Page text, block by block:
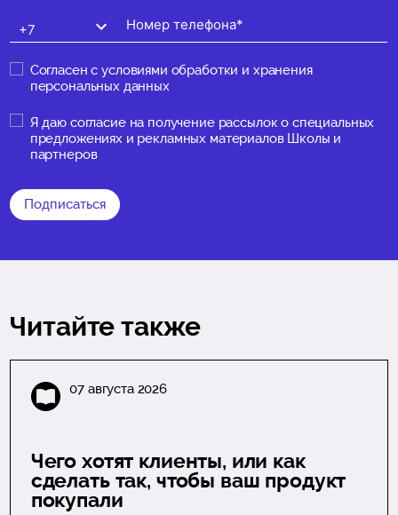
Согласен сусловиями обработки и хранения
персональных данных
Я даю согласие на получение рассылок о специальных
предложениях и рекламных материалов Школы и
партнеров
Подписаться
Читайте также
07 августа 2026
Чего хотят клиенты, или как
сделать так, чтобы ваш продукт
покупали